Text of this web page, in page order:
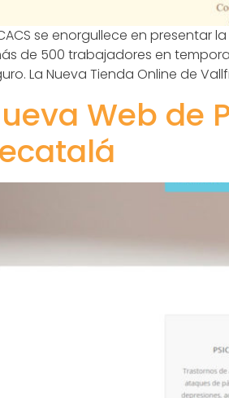
se enorgullece en presentar
de 500 trabajadores en
La Nueva Tienda Online de
Web de